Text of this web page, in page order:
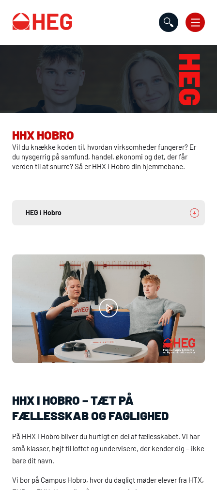
HHX HOBRO
Vil du knække koden til, hvordan virksomheder fungerer? Er
du nysgerrig på samfund, handel, økonomi og det, der får
verden til at snurre? Så erHHX i Hobro din hjemmebane.
HHX I HOBRO – TÆT PÅ
FÆLLESSKAB OG FAGLIGHED
På HHX i Hobro bliver du hurtigt en del af fællesskabet. Vi har
små klasser, højt til loftet og undervisere, der kender dig – ikke
bare dit navn.
Vi bor på Campus Hobro, hvor du dagligt møder elever fra HTX,